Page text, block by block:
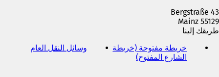
Bergstraße 43
55129 Mainz
طريقك إلينا
خريطة مفتوحة (خريطة
الشارع المفتوح)(
وسائل النقل العام